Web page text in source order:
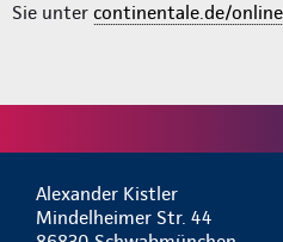
Sie unter continentale.de/
Alexander Kistler
Mindelheimer Str. 44